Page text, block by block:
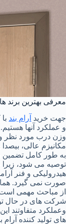
معرفی بهترین برند
جهت خرید آرام بند
و عملکرد آنها
وزن درب مورد نظر و
مکانیزم عالی،
به طور کامل تضمین
توصیه می شود،
هیدرولیکی و فنر
صورت نمی گیرد.
از مباحث مهمی است
شرکت های در حال
وعملکرد متفاوتند
های تولید کننده